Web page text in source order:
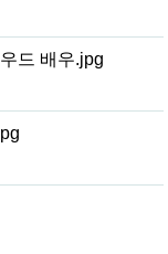
드 배우.jpg